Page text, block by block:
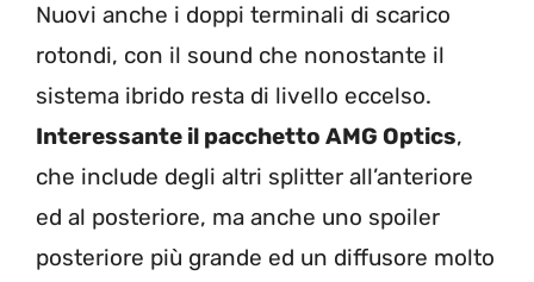
Nuovi anche i doppi terminali di scarico
rotondi, con il sound che nonostante il
sistema ibrido resta di livello eccelso.
Interessante il pacchetto AMG Optics,
che include degli altri splitter all’anteriore
ed al posteriore, ma anche uno spoiler
posteriore più grande ed un diffusore molto